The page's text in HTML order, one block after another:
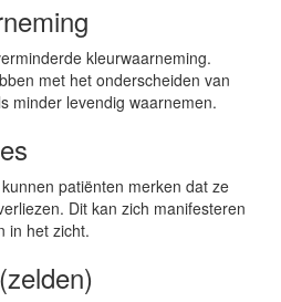
kleurwaarneming.
met het onderscheiden van
minder levendig waarnemen.
patiënten merken dat ze
Dit kan zich manifesteren
in het zicht.
(zelden)